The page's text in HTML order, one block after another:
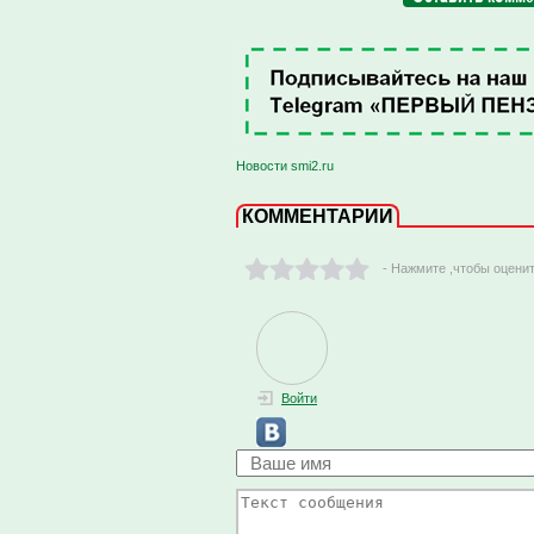
Новости smi2.ru
КОММЕНТАРИИ
- Нажмите ,чтобы
Войти